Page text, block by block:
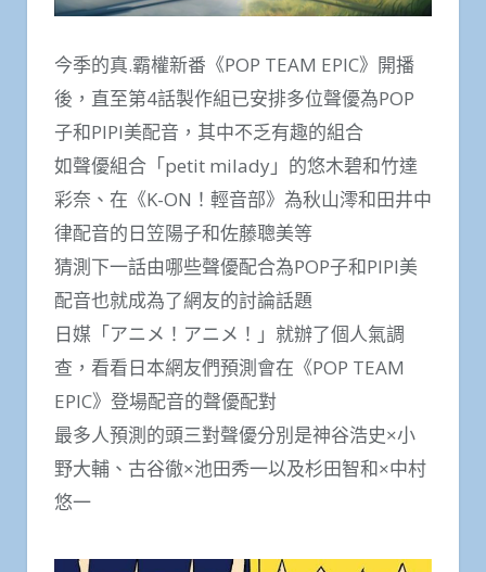
今季的真.霸權新番《POP TEAM EPIC》開播
後，直至第4話製作組已安排多位聲優為POP
子和PIPI美配音，其中不乏有趣的組合
如聲優組合「petit milady」的悠木碧和竹達
彩奈、在《K-ON！輕音部》為秋山澪和田井中
律配音的日笠陽子和佐藤聰美等
猜測下一話由哪些聲優配合為POP子和PIPI美
配音也就成為了網友的討論話題
日媒「アニメ！アニメ！」就辦了個人氣調
查，看看日本網友們預測會在《POP TEAM
EPIC》登場配音的聲優配對
最多人預測的頭三對聲優分別是神谷浩史×小
野大輔、古谷徹×池田秀一以及杉田智和×中村
悠一